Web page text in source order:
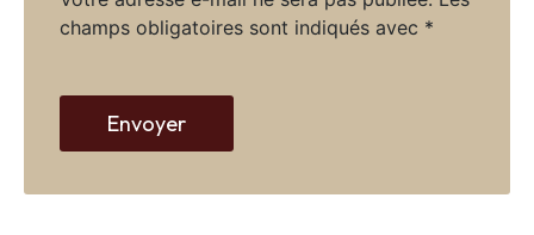
champs obligatoires sont indiqués avec *
e
w
b
Envoyer